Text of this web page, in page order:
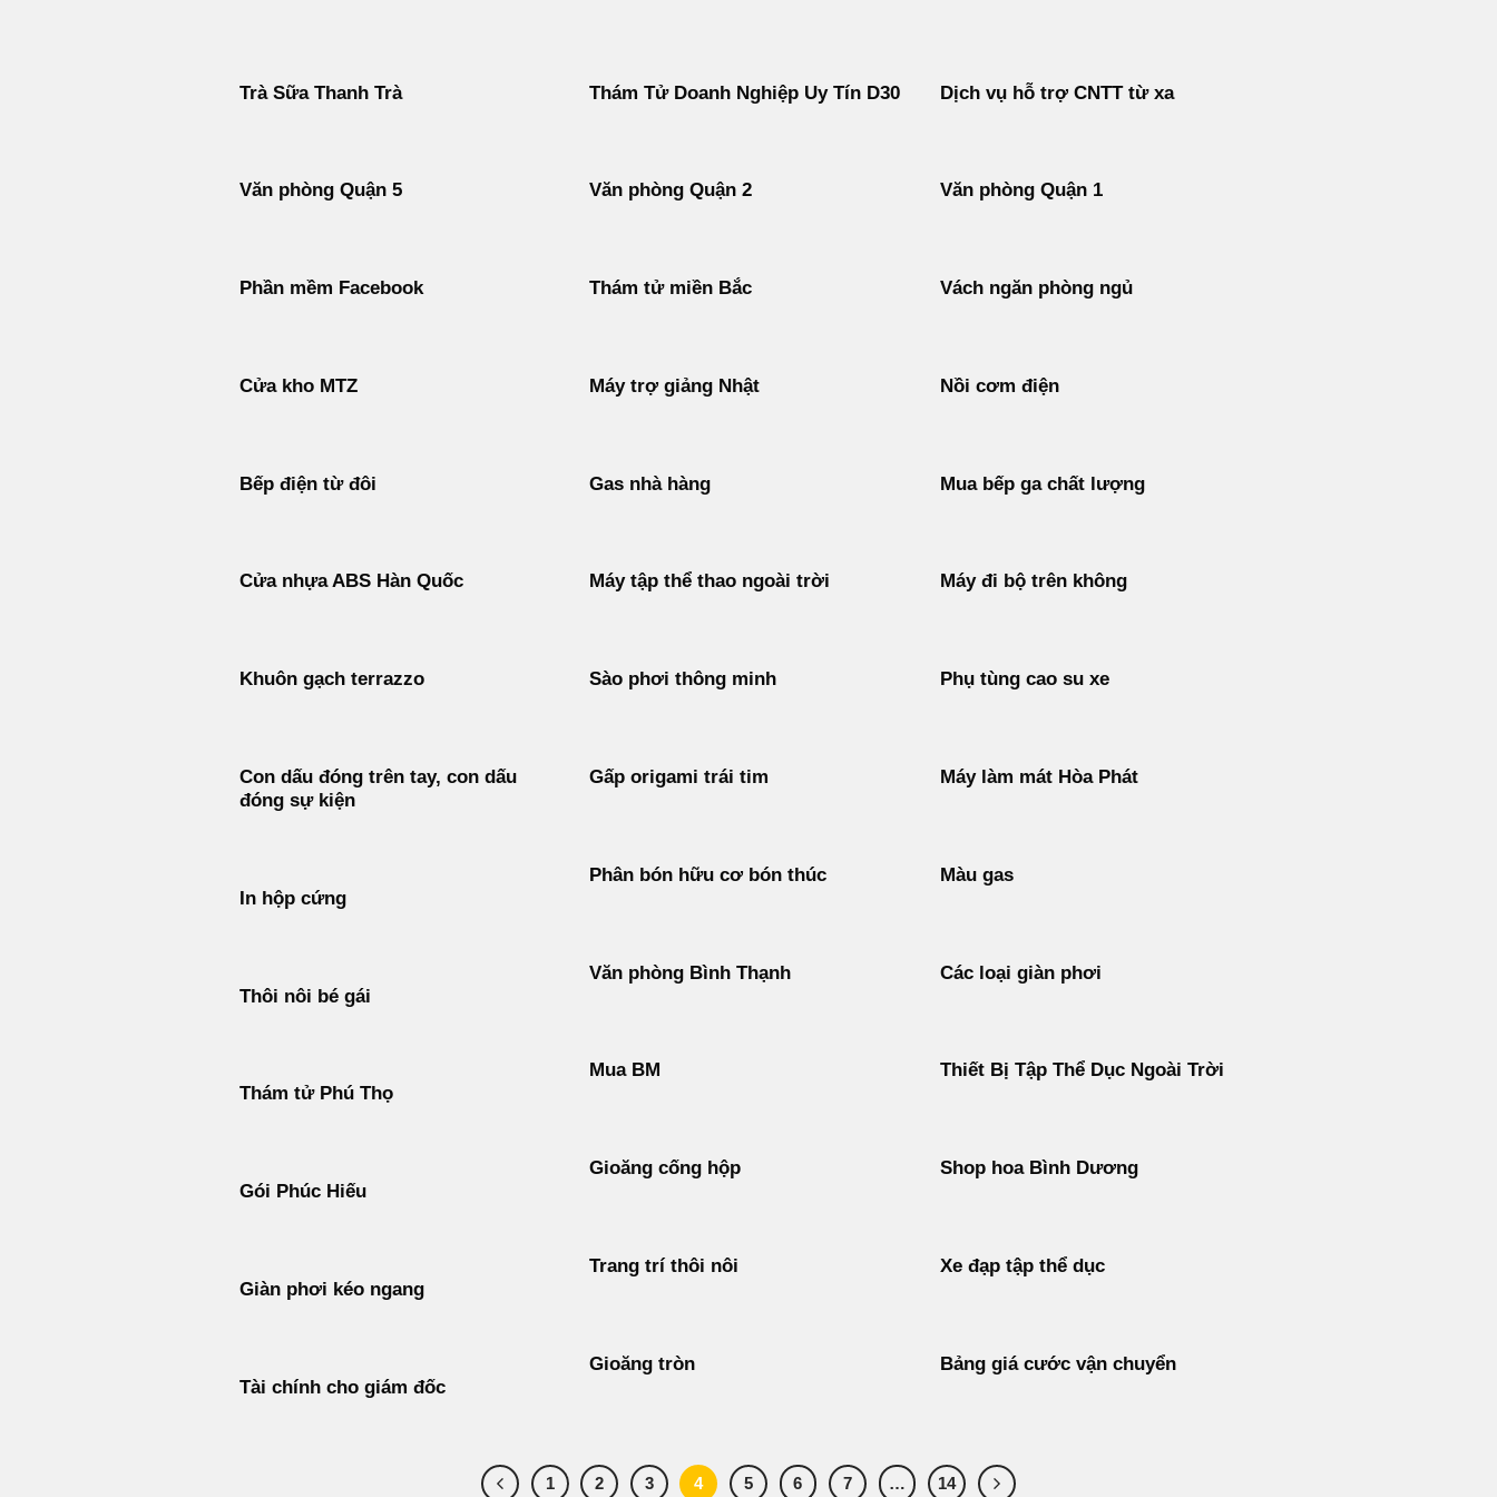
Trà Sữa Thanh Trà Thám Tử Doanh Nghiệp Uy Tín D30 Dịch vụ hỗ trợ CNTT từ xa
Văn phòng Quận 5 Văn phòng Quận 2 Văn phòng Quận 1
Phần mềm Facebook Thám tử miền Bắc Vách ngăn phòng ngủ
Cửa kho MTZ Máy trợ giảng Nhật Nồi cơm điện
Bếp điện từ đôi Gas nhà hàng Mua bếp ga chất lượng
Cửa nhựa ABS Hàn Quốc Máy tập thể thao ngoài trời Máy đi bộ trên không
Khuôn gạch terrazzo Sào phơi thông minh Phụ tùng cao su xe
Con dấu đóng trên tay, con dấu
đóng sự kiện
Gấp origami trái tim Máy làm mát Hòa Phát
Phân bón hữu cơ bón thúc
Màu gas
In hộp cứng
Văn phòng Bình Thạnh
Các loại giàn phơi
Thôi nôi bé gái
Mua BM
Thiết Bị Tập Thể Dục Ngoài Trời
Thám tử Phú Thọ
Gioăng cống hộp
Shop hoa Bình Dương
Gói Phúc Hiếu
Trang trí thôi nôi
Xe đạp tập thể dục
Giàn phơi kéo ngang
Gioăng tròn
Bảng giá cước vận chuyển
Tài chính cho giám đốc
1 2 3 4 5 6 7 … 14